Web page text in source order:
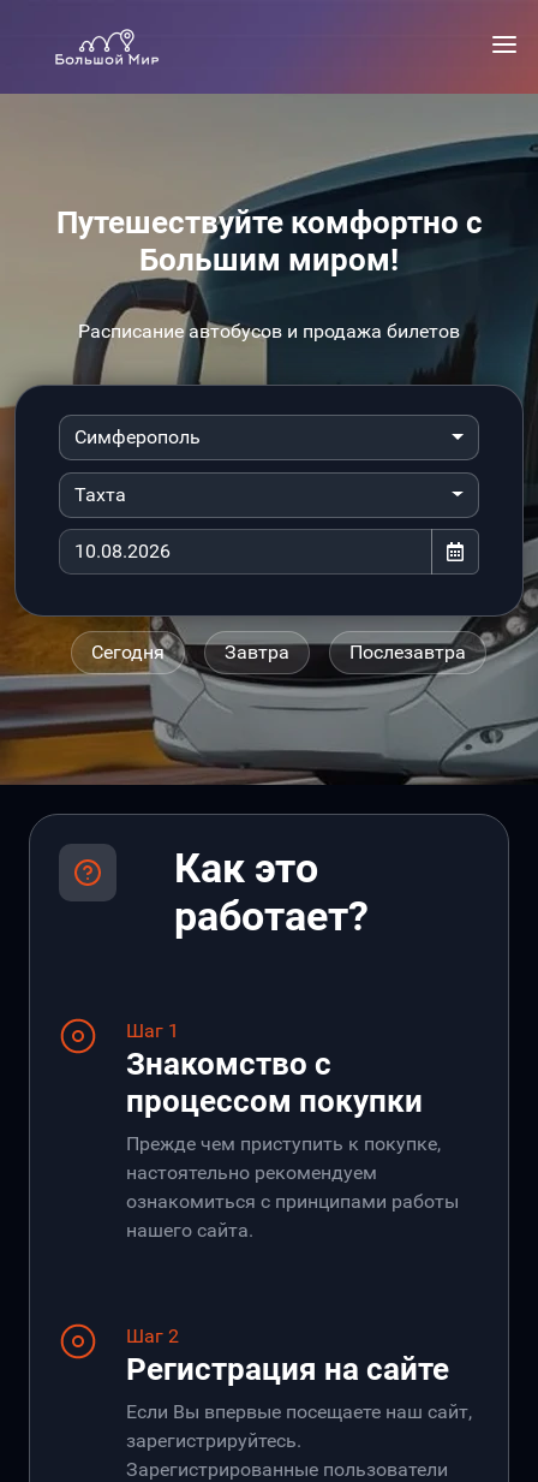
Путешествуйте комфортно с
Большим миром!
Расписание автобусов и продажа билетов
Симферополь
Тахта
Сегодня Завтра Послезавтра
Как это
работает?
Шаг 1
Знакомство с
процессом покупки
Прежде чем приступить к покупке,
настоятельно рекомендуем
ознакомиться с принципами работы
нашего сайта.
Шаг 2
Регистрация на сайте
Если Вы впервые посещаете наш сайт,
зарегистрируйтесь.
Зарегистрированные пользователи